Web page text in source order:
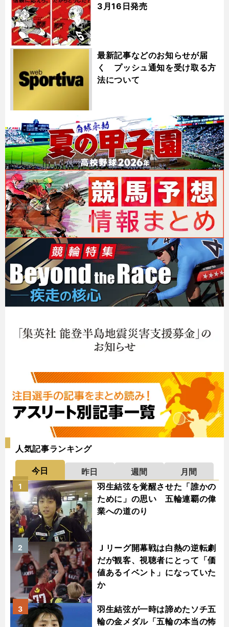
3月16日発売
最新記事などのお知らせが届
く プッシュ通知を受け取る方
法について
人気記事ランキング
今日 昨日 週間
月間
羽生結弦を覚醒させた「誰かの
ために」の思い 五輪連覇の偉
業への道のり
1
Ｊリーグ開幕戦は白熱の逆転劇
だが観客、視聴者にとって「価
値あるイベント」になっていた
か
2
羽生結弦が一時は諦めたソチ五
輪の金メダル「五輪の本当の怖
3